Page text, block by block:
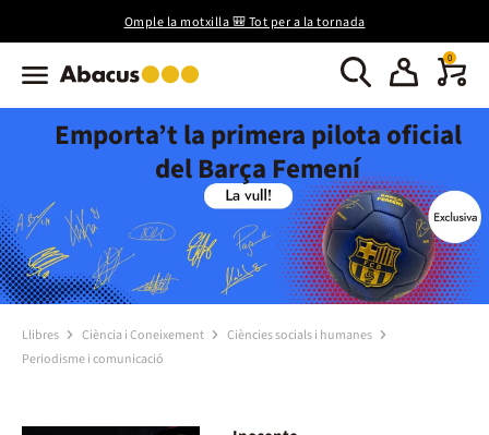
Omple la motxilla 🎒 Tot per a la tornada
0
Emporta’t la primera pilota oficial
del Barça Femení
Llibres Ciència i Coneixement
Ciències socials i humanes
Periodisme i comunicació